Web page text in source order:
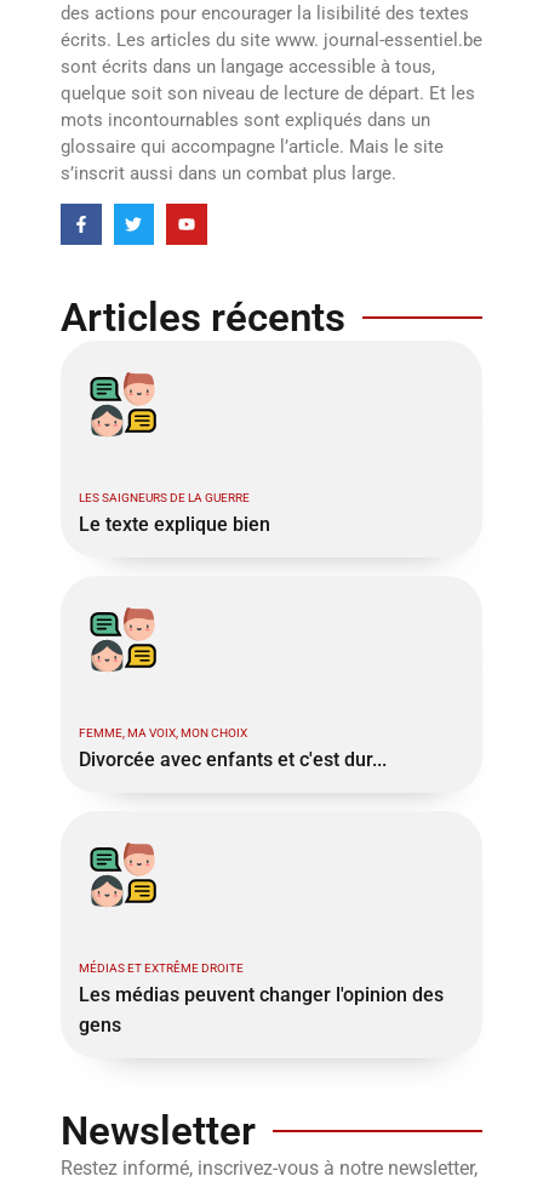
des actions pour encourager la lisibilité des textes
écrits. Les articles du site www. journal-essentiel.be
sont écrits dans un langage accessible à tous,
quelque soit son niveau de lecture de départ. Et les
mots incontournables sont expliqués dans un
glossaire qui accompagne l’article. Mais le site
s’inscrit aussi dans un combat plus large.
Articles récents
LES SAIGNEURS DE LA GUERRE
Le texte explique bien
FEMME, MA VOIX, MON CHOIX
Divorcée avec enfants et c'est dur...
MÉDIAS ET EXTRÊME DROITE
Les médias peuvent changer l'opinion des
gens
Newsletter
Restez informé, inscrivez-vous à notre newsletter,